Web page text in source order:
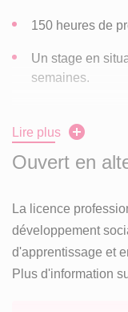
150 heures de
Un stage en
semaines.
se traduit par
d’octobre, un
mémoire à la fin
de ce mémoire
Lire plus
Ouvert en
La licence
développement
d'apprentissage et
Plus d'information